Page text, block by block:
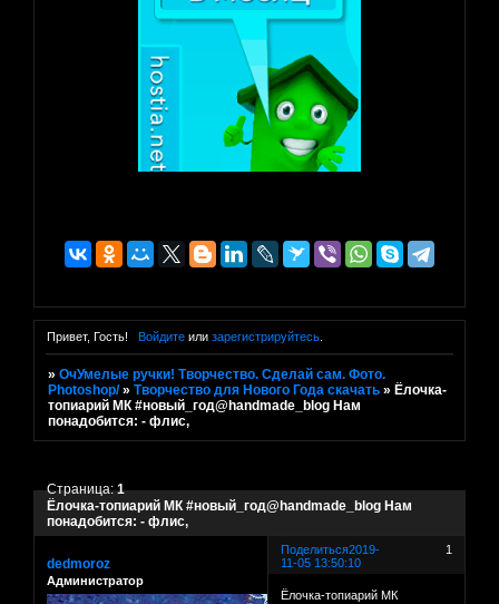
Привет, Гость! Войдитеили зарегистрируйтесь.
»ОчУмелые ручки! Творчество. Сделай сам. Фото.
Photoshop/ »Творчество для Нового Года скачать » Ёлочка-
топиарий МК #новый_год@handmade_blog Нам
понадобится: - флис,
Ёлочка-топиарий МК #новый_год@handmade_blog Нам
понадобится: - флис,
Страница:1
Поделиться 1
2019-
11-05 13:50:10
dedmoroz
Администратор
Ёлочка-топиарий МК